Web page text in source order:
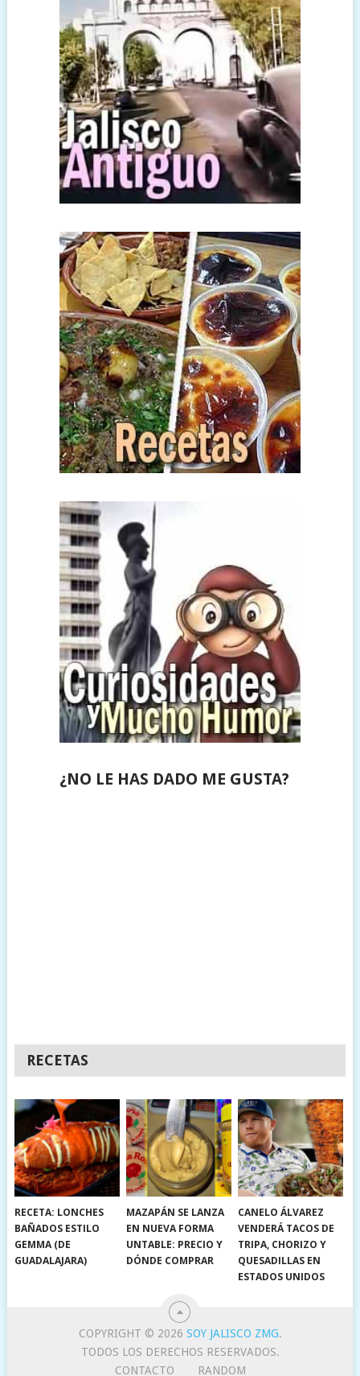
¿NO LE HAS DADO ME GUSTA?
RECETAS
RECETA: LONCHES
BAÑADOS ESTILO
GEMMA (DE
GUADALAJARA)
MAZAPÁN SE LANZA
EN NUEVA FORMA
UNTABLE: PRECIO Y
DÓNDE COMPRAR
CANELO ÁLVAREZ
VENDERÁ TACOS DE
TRIPA, CHORIZO Y
QUESADILLAS EN
ESTADOS UNIDOS
COPYRIGHT © 2026 SOY JALISCO ZMG.
TODOS LOS DERECHOS RESERVADOS.
CONTACTO
RANDOM